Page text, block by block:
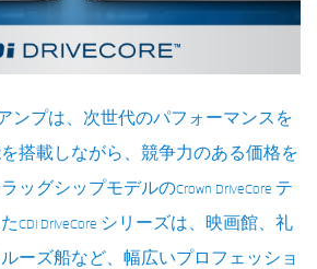
アンプは、次世代のパフォーマンスを
搭載しながら、競争力のある価格を
グシップモデルのCrown DriveCore テ
CDi DriveCore シリーズは、映画館、礼
ーズ船など、幅広いプロフェッショ